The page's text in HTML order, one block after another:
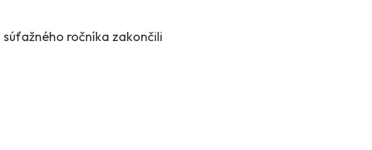
ročníka zakončili